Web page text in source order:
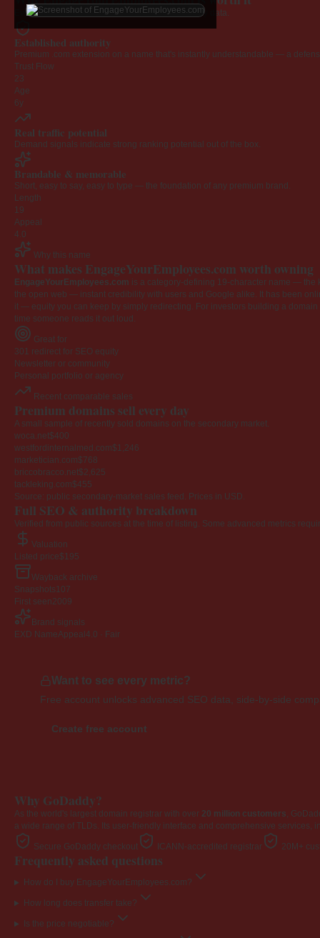
Every claim below is backed by verified third-party data.
Established authority
Premium .com extension on a name that's instantly understandable — a
Trust Flow
23
Age
6y
Real traffic potential
Demand signals indicate strong ranking potential out of the box.
Brandable & memorable
Short, easy to say, easy to type — the foundation of any premium brand.
Length
19
Appeal
4.0
Why this name
What makes EngageYourEmployees.com worth owning
EngageYourEmployees.com is a category-defining 19-character name — the
the open web — instant credibility with users and Google alike. It has been
it — equity you can keep by simply redirecting. For investors building a
time someone reads it out loud.
Great for
301 redirect for SEO equity
Newsletter or community
Personal portfolio or agency
Recent comparable sales
Premium domains sell every day
A small sample of recently sold domains on the secondary market.
woca.net$400
westfordinternalmed.com$1,246
marketician.com$768
briccobracco.net$2,625
tackleking.com$455
Source: public secondary-market sales feed. Prices in USD.
Full SEO & authority breakdown
Verified from public sources at the time of listing. Some advanced metrics
Valuation
Listed price$195
Wayback archive
Snapshots 107
First seen2009
Brand signals
EXD NameAppeal 4.0 · Fair
Want to see every metric?
Free account unlocks advanced SEO data, side-by-side
Create free account
Why GoDaddy?
As the world's largest domain registrar with over 20 million customers,
a wide range of TLDs. Its user-friendly interface and comprehensive
Secure GoDaddy checkout ICANN-accredited registrar 20M+
Frequently asked questions
How do I buy EngageYourEmployees.com?
How long does transfer take?
Is the price negotiable?